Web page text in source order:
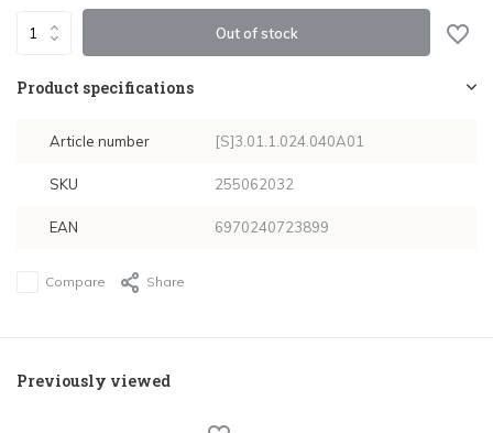
Out of stock
Product specifications
Article number [S]3.01.1.024.040A01
SKU 255062032
EAN 6970240723899
Compare Share
Previously viewed